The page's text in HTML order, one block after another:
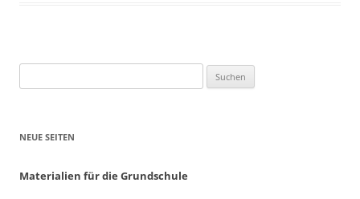
nach:
NEUE SEITEN
Materialien für die Grundschule